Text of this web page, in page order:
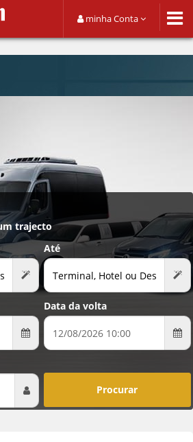
minha Conta
trajecto
Até
Data da volta